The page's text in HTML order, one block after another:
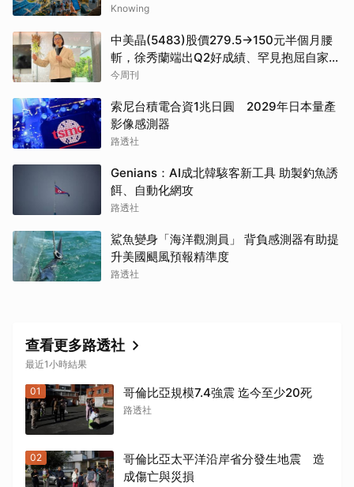
息」？
Knowing
中美晶(5483)股價279.5→150元半個月腰
斬，徐秀蘭端出Q2好成績、罕見抱屈自家股
票：真的被低估了
今周刊
索尼台積電合資1兆日圓 2029年日本量產
影像感測器
路透社
Genians：AI成北韓駭客新工具 助製釣魚誘
餌、自動化網攻
路透社
鯊魚變身「海洋觀測員」 背負感測器有助提
升美國颶風預報精準度
路透社
查看更多路透社
最近1小時結果
01 哥倫比亞規模7.4強震 迄今至少20死
路透社
02
哥倫比亞太平洋沿岸省分發生地震 造
成傷亡與災損